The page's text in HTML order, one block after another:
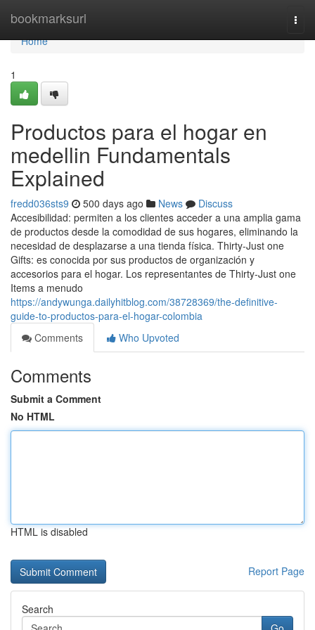
bookmarksurl
Home
Home
1
Productos para el hogar en
medellin Fundamentals
Explained
fredd036sts9 500 days ago News
Discuss
Accesibilidad: permiten a los clientes acceder a una amplia gama
de productos desde la comodidad de sus hogares, eliminando la
necesidad de desplazarse a una tienda física. Thirty-Just one
Gifts: es conocida por sus productos de organización y
accesorios para el hogar. Los representantes de Thirty-Just one
Items a menudo
https://andywunga.dailyhitblog.com/38728369/the-definitive-
guide-to-productos-para-el-hogar-colombia
Comments
Who Upvoted
Comments
Submit a Comment
No HTML
HTML is disabled
Report Page
Search